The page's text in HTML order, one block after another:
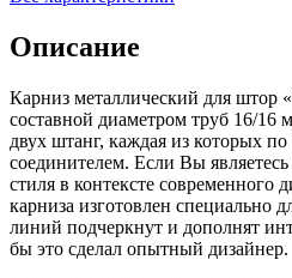
Описание
Карниз металлический для штор
составной диаметром труб 16/16
двух штанг, каждая из которых
соединителем. Если Вы
стиля в контексте современного
карниза изготовлен специально
линий подчеркнут и дополнят
бы это сделал опытный дизайнер.